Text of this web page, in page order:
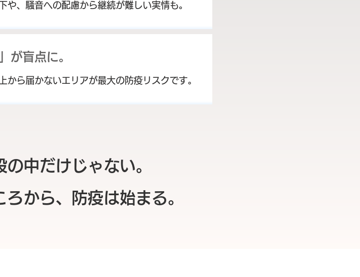
や、騒音への配慮から継続が難しい実情も。
が盲点に。
から届かないエリアが最大の防疫リスクです。
中だけじゃない。
から、防疫は始まる。